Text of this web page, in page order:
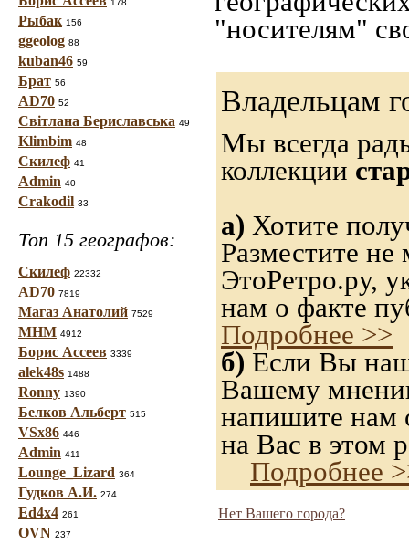
178
Рыбак 156
ggeolog 88
kuban46 59
Брат 56
AD70 52
Світлана Бериславська 49
Klimbim 48
Скилеф 41
Admin 40
Crakodil 33
Топ 15 географов:
Скилеф 22332
AD70 7819
Магаз Анатолий 7529
МНМ 4912
Борис Ассеев 3339
alek48s 1488
Ronny 1390
Белков Альберт 515
VSx86 446
Admin 411
Lounge_Lizard 364
Гудков А.И. 274
Ed4x4 261
OVN 237
"носителям"
Владельцам
Мы всегда
коллекции
а) Хотите
Разместите
ЭтоРетро.ру,
нам о факте
Подробнее >>
б) Если Вы
Вашему
напишите нам
на Вас в этом
Подробнее
Нет Вашего города?